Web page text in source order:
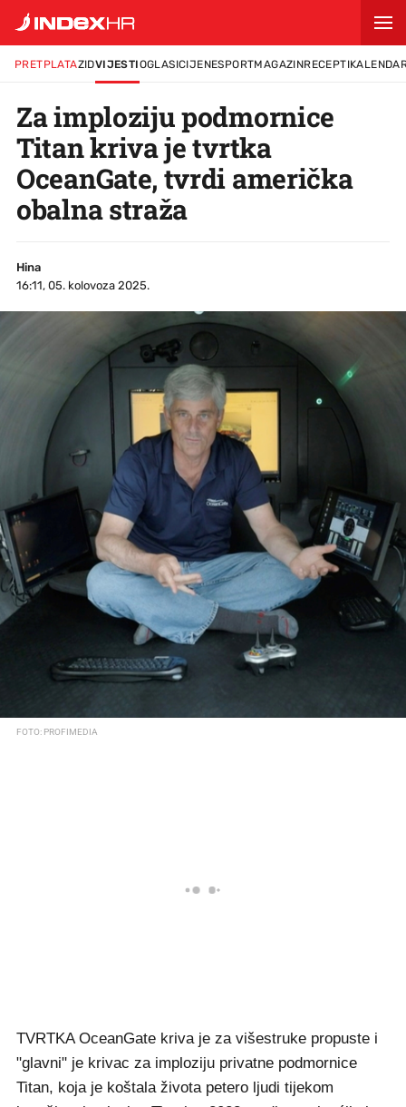
PRETPLATAZIDVIJESTIOGLASICIJENESPORTMAGAZINRECEPTI
Za imploziju podmornice
Titan kriva je tvrtka
OceanGate, tvrdi američka
obalna straža
Hina
16:11, 05. kolovoza 2025.
FOTO: PROFIMEDIA
TVRTKA OceanGate kriva je za višestruke propuste i
"glavni" je krivac za imploziju privatne podmornice
Titan, koja je koštala života petero ljudi tijekom